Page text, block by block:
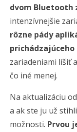
dvom Bluetooth
intenzívnejšie
rôzne pády
prichádzajúceho
zariadeniami líšiť
čo iné menej.
Na aktualizáciu
a ak ste ju už
možnosti. Prvou